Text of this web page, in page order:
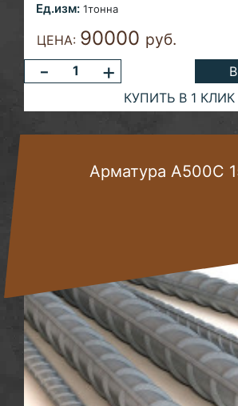
Ед.изм: 1тонна
ЦЕНА: 90000 руб.
- +
КУПИТЬ В 1 КЛИК
Арматура А500С